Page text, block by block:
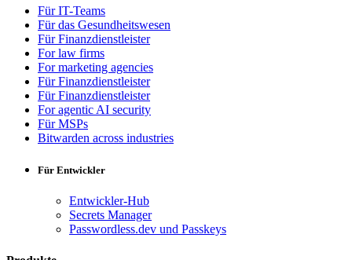
Für IT-Teams
Für das Gesundheitswesen
Für Finanzdienstleister
For law firms
For marketing agencies
Für Finanzdienstleister
Für Finanzdienstleister
For agentic AI security
Für MSPs
Bitwarden across industries
Für Entwickler
Entwickler-Hub
Secrets Manager
Passwordless.dev und Passkeys